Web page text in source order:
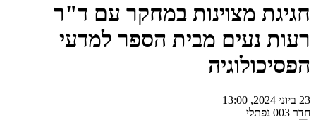
חגיגת מצוינות במחקר עם ד"ר
רעות נעים מבית הספר למדעי
הפסיכולוגיה
23 ביוני 2024, 13:00
חדר 003 נפתלי